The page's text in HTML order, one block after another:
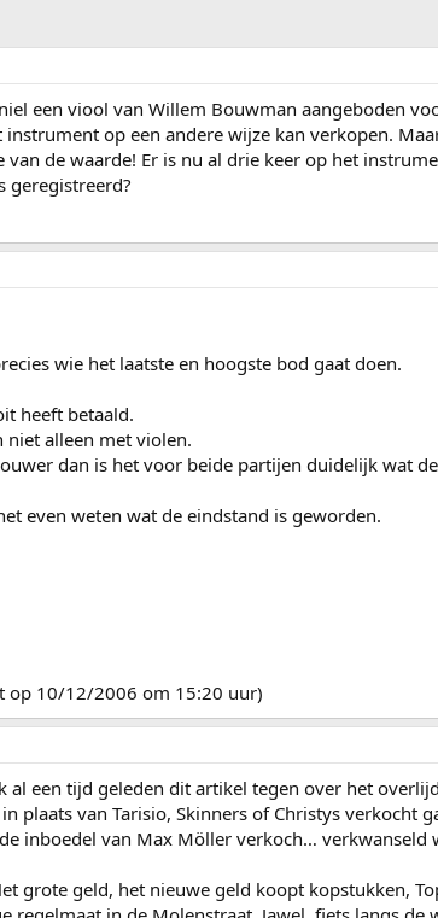
een viool van Willem Bouwman aangeboden
op een andere wijze kan verkopen.
de waarde! Er is nu al drie keer op het
geregistreerd?
wie het laatste en hoogste bod gaat doen.
heeft betaald.
niet alleen met violen.
dan is het voor beide partijen duidelijk wat
even weten wat de eindstand is geworden.
op 10/12/2006 om 15:20 uur)
een tijd geleden dit artikel tegen over het
plaats van Tarisio, Skinners of Christys verkocht
inboedel van Max Möller verkoch… verkwanseld
grote geld, het nieuwe geld koopt kopstukken,